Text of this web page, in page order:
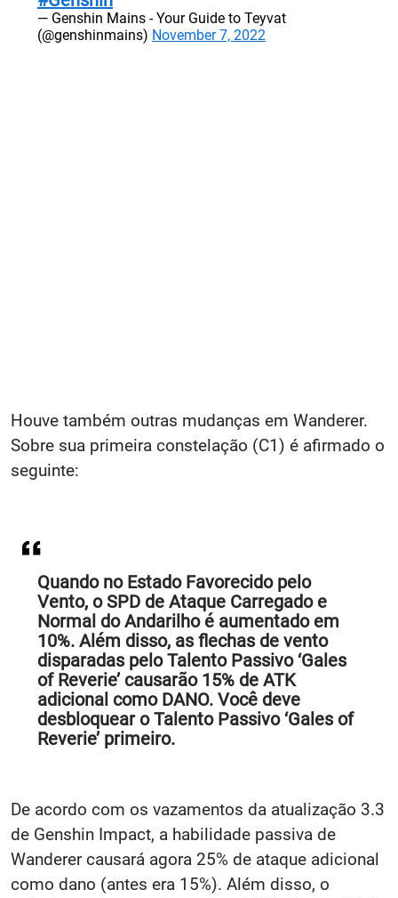
— Genshin Mains - Your Guide to Teyvat
(@genshinmains) November 7, 2022
Houve também outras mudanças em Wanderer.
Sobre sua primeira constelação (C1) é afirmado o
seguinte:
Quando no Estado Favorecido pelo
Vento, o SPD de Ataque Carregado e
Normal do Andarilho é aumentado em
10%. Além disso, as flechas de vento
disparadas pelo Talento Passivo ‘Gales
of Reverie’ causarão 15% de ATK
adicional como DANO. Você deve
desbloquear o Talento Passivo ‘Gales of
Reverie’ primeiro.
De acordo com os vazamentos da atualização 3.3
de Genshin Impact, a habilidade passiva de
Wanderer causará agora 25% de ataque adicional
como dano (antes era 15%). Além disso, o